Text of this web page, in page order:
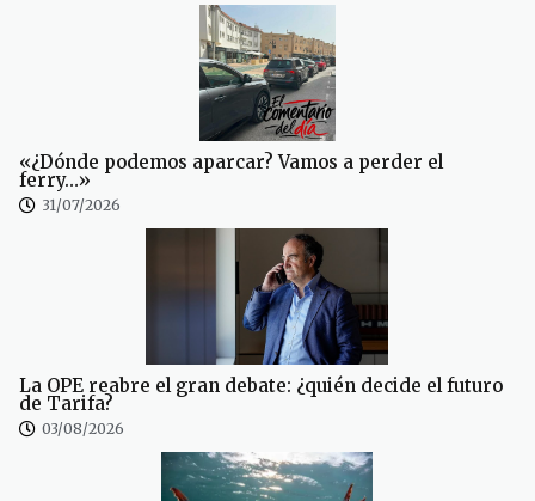
«¿Dónde podemos aparcar? Vamos a perder el
ferry…»
31/07/2026
La OPE reabre el gran debate: ¿quién decide el futuro
de Tarifa?
03/08/2026